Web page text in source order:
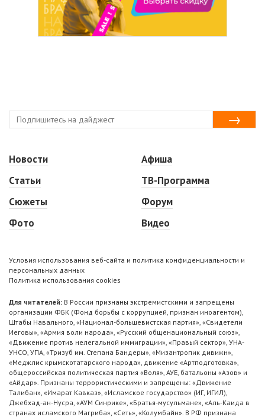
Новости
Статьи
Сюжеты
Фото
Афиша
ТВ-Программа
Форум
Видео
Условия использования веб-сайта и политика конфиденциальности и
персональных данных
Политика использования cookies
Для читателей: В России признаны экстремистскими и запрещены
организации ФБК (Фонд борьбы с коррупцией, признан иноагентом),
Штабы Навального, «Национал-большевистская партия», «Свидетели
Иеговы», «Армия воли народа», «Русский общенациональный союз»,
«Движение против нелегальной иммиграции», «Правый сектор», УНА-
УНСО, УПА, «Тризуб им. Степана Бандеры», «Мизантропик дивижн»,
«Меджлис крымскотатарского народа», движение «Артподготовка»,
общероссийская политическая партия «Воля», АУЕ, батальоны «Азов» и
«Айдар». Признаны террористическими и запрещены: «Движение
Талибан», «Имарат Кавказ», «Исламское государство» (ИГ, ИГИЛ),
Джебхад-ан-Нусра, «АУМ Синрике», «Братья-мусульмане», «Аль-Каида в
странах исламского Магриба», «Сеть», «Колумбайн». В РФ признана